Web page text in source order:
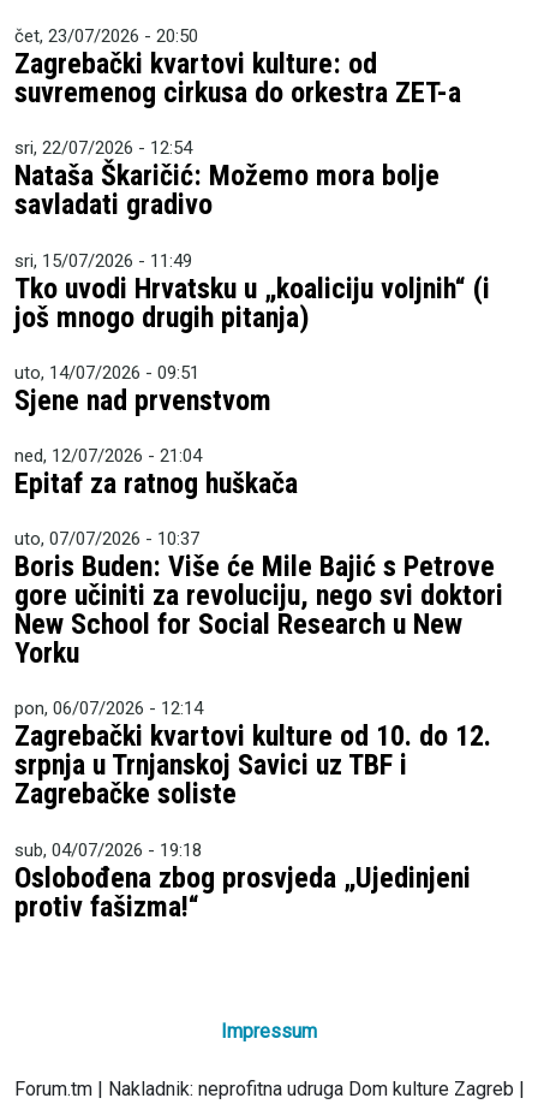
čet, 23/07/2026 - 20:50
Zagrebački kvartovi kulture: od
suvremenog cirkusa do orkestra ZET-a
sri, 22/07/2026 - 12:54
Nataša Škaričić: Možemo mora bolje
savladati gradivo
sri, 15/07/2026 - 11:49
Tko uvodi Hrvatsku u „koaliciju voljnih“ (i
još mnogo drugih pitanja)
uto, 14/07/2026 - 09:51
Sjene nad prvenstvom
ned, 12/07/2026 - 21:04
Epitaf za ratnog huškača
uto, 07/07/2026 - 10:37
Boris Buden: Više će Mile Bajić s Petrove
gore učiniti za revoluciju, nego svi doktori
New School for Social Research u New
Yorku
pon, 06/07/2026 - 12:14
Zagrebački kvartovi kulture od 10. do 12.
srpnja u Trnjanskoj Savici uz TBF i
Zagrebačke soliste
sub, 04/07/2026 - 19:18
Oslobođena zbog prosvjeda „Ujedinjeni
protiv fašizma!“
Impressum
Forum.tm | Nakladnik: neprofitna udruga Dom kulture Zagreb |